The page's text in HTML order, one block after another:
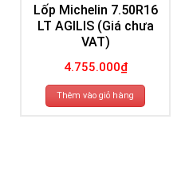
Lốp Michelin 7.50R16
LT AGILIS (Giá chưa
VAT)
4.755.000₫
Thêm vào giỏ hàng